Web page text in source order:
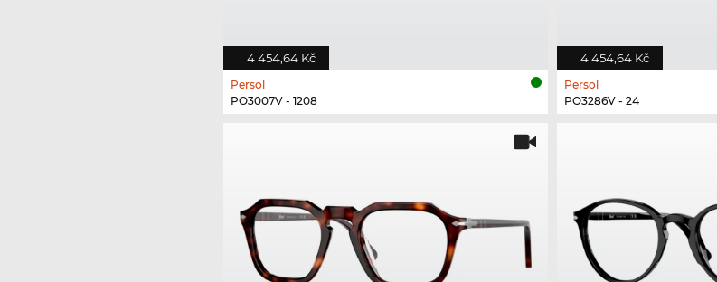
4 454,64 Kč
Persol
PO3007V - 1208
4 454,64 Kč
Persol
PO3286V - 24